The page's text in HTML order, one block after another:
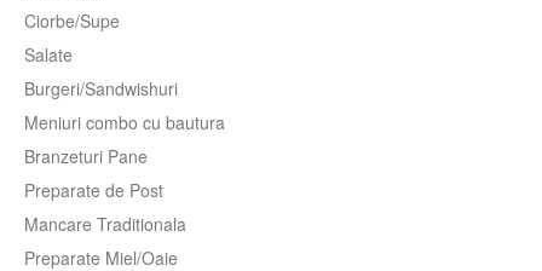
Ciorbe/Supe
Salate
Burgeri/Sandwishuri
Meniuri combo cu bautura
Branzeturi Pane
Preparate de Post
Mancare Traditionala
Preparate Miel/Oaie